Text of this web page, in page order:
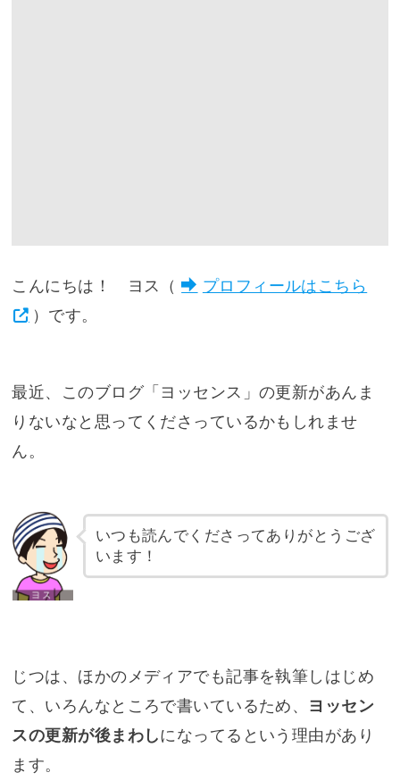
こんにちは！ ヨス（
プロフィールはこちら
）です。
最近、このブログ「ヨッセンス」の更新があんま
りないなと思ってくださっているかもしれませ
ん。
いつも読んでくださってありがとうござ
います！
じつは、ほかのメディアでも記事を執筆しはじめ
て、いろんなところで書いているため、 ヨッセン
スの更新が後まわしになってるという理由があり
ます。